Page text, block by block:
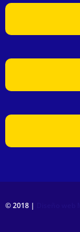
© 2018 |